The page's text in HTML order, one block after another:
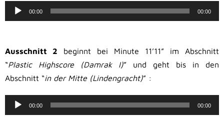
Audio-
Player
00:00 00:00
Ausschnitt 2 beginnt bei Minute 11’11” im Abschnitt
“Plastic Highscore (Damrak I)” und geht bis in den
Abschnitt “in der Mitte (Lindengracht)” :
Audio-
Player
00:00 00:00